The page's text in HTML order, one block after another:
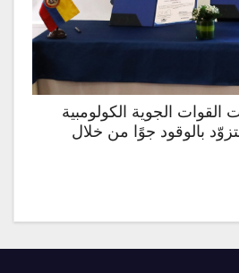
القوات الجوية الكولومبية
بالوقود جوًا من خلال